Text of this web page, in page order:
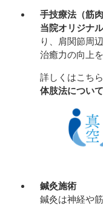
手技療法（筋肉
当院オリジナ
り、肩関節周
治癒力の向上
詳しくはこち
体肢法について
鍼灸施術
鍼灸は神経や